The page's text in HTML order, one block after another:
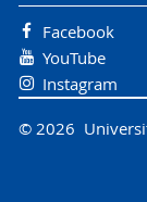
Facebook
YouTube
Instagram
© 2026